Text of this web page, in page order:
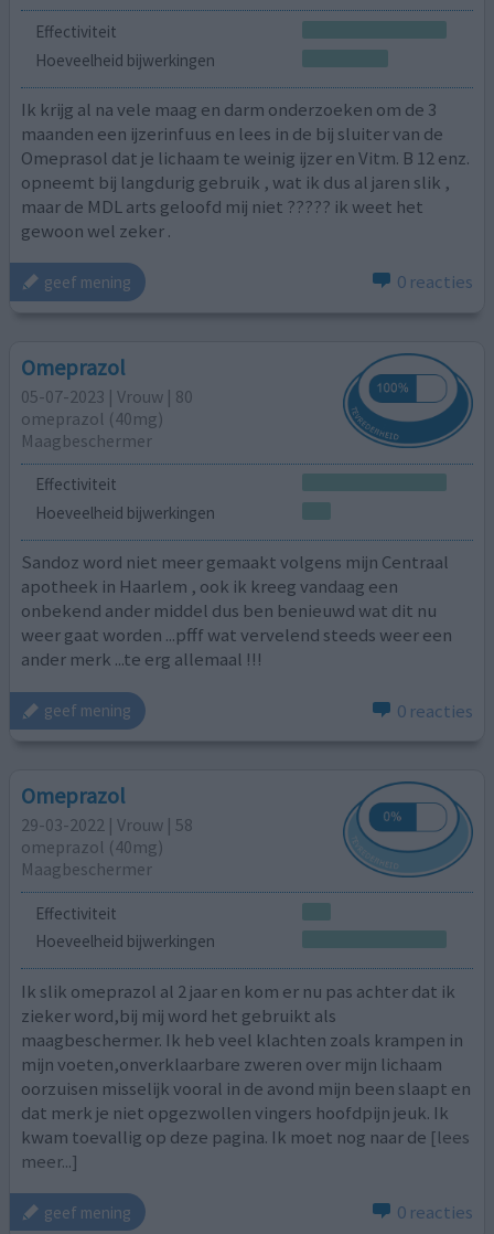
Effectiviteit
Hoeveelheid bijwerkingen
Ik krijg al na vele maag en darm onderzoeken om de 3
maanden een ijzerinfuus en lees in de bij sluiter van de
Omeprasol dat je lichaam te weinig ijzer en Vitm. B 12 enz.
opneemt bij langdurig gebruik , wat ik dus al jaren slik ,
maar de MDL arts geloofd mij niet ????? ik weet het
gewoon wel zeker .
geef mening 0 reacties
Omeprazol
05-07-2023 | Vrouw | 80
omeprazol (40mg)
Maagbeschermer
Effectiviteit
Hoeveelheid bijwerkingen
Sandoz word niet meer gemaakt volgens mijn Centraal
apotheek in Haarlem , ook ik kreeg vandaag een
onbekend ander middel dus ben benieuwd wat dit nu
weer gaat worden ...pfff wat vervelend steeds weer een
ander merk ...te erg allemaal !!!
geef mening 0 reacties
Omeprazol
29-03-2022 | Vrouw | 58
omeprazol (40mg)
Maagbeschermer
Effectiviteit
Hoeveelheid bijwerkingen
Ik slik omeprazol al 2 jaar en kom er nu pas achter dat ik
zieker word,bij mij word het gebruikt als
maagbeschermer. Ik heb veel klachten zoals krampen in
mijn voeten,onverklaarbare zweren over mijn lichaam
oorzuisen misselijk vooral in de avond mijn been slaapt en
dat merk je niet opgezwollen vingers hoofdpijn jeuk. Ik
kwam toevallig op deze pagina. Ik moet nog naar de [lees
meer...]
geef mening 0 reacties